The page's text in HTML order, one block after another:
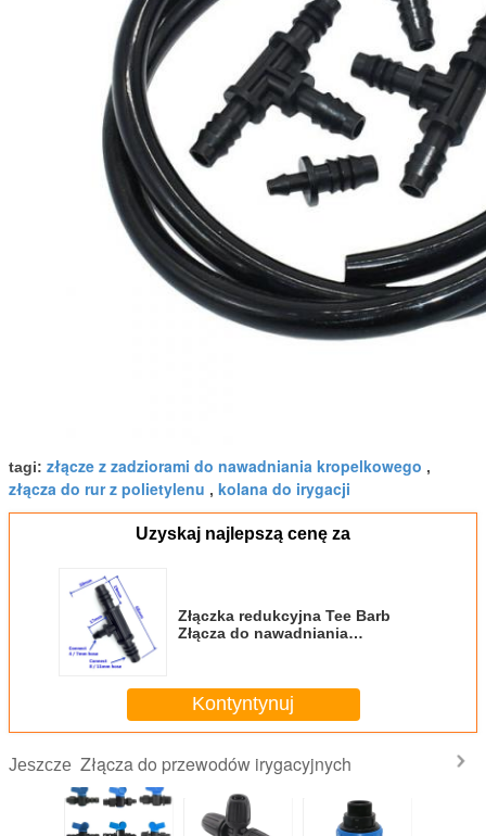
tagi: złącze z zadziorami do nawadniania kropelkowego ,
złącza do rur z polietylenu , kolana do irygacji
Uzyskaj najlepszą cenę za
Złączka redukcyjna Tee Barb
Złącza do nawadniania
Kontyntynuj
Jeszcze Złącza do przewodów irygacyjnych